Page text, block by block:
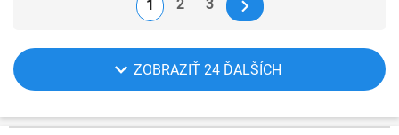
1 2 3
ZOBRAZIŤ 24 ĎALŠÍCH